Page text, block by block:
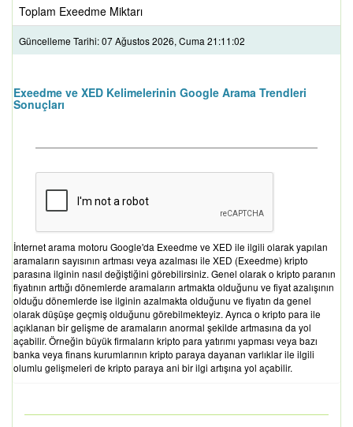
Toplam Exeedme Miktarı
Güncelleme Tarihi: 07 Ağustos 2026, Cuma 21:11:02
Exeedme ve XED Kelimelerinin Google Arama Trendleri
Sonuçları
İnternet arama motoru Google'da Exeedme ve XED ile ilgili olarak yapılan
aramaların sayısının artması veya azalması ile XED (Exeedme) kripto
parasına ilginin nasıl değiştiğini görebilirsiniz. Genel olarak o kripto paranın
fiyatının arttığı dönemlerde aramaların artmakta olduğunu ve fiyat azalışının
olduğu dönemlerde ise ilginin azalmakta olduğunu ve fiyatın da genel
olarak düşüşe geçmiş olduğunu görebilmekteyiz. Ayrıca o kripto para ile
açıklanan bir gelişme de aramaların anormal şekilde artmasına da yol
açabilir. Örneğin büyük firmaların kripto para yatırımı yapması veya bazı
banka veya finans kurumlarının kripto paraya dayanan varlıklar ile ilgili
olumlu gelişmeleri de kripto paraya ani bir ilgi artışına yol açabilir.